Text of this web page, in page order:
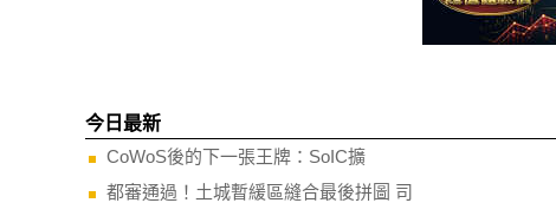
今日最新
CoWoS後的下一張王牌：SoIC擴
都審通過！土城暫緩區縫合最後拼圖 司